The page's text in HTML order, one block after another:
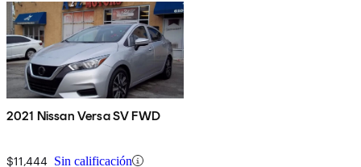
2021 Nissan Versa SV FWD
$11,444 Sin calificación